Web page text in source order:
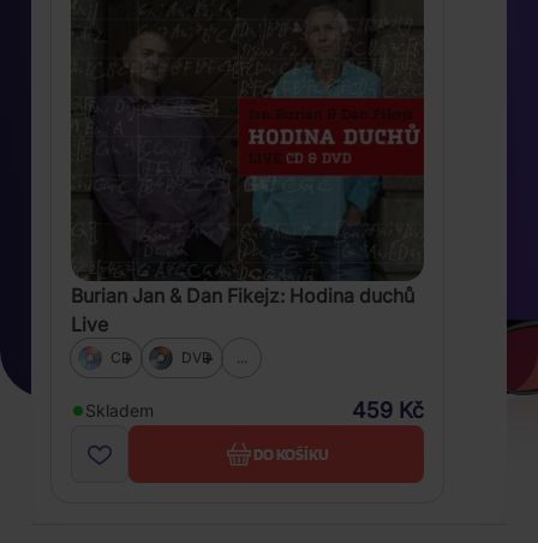
Burian Jan & Dan Fikejz: Hodina duchů
Live
CD DVD ...
Skladem 459 Kč
DO KOŠÍKU